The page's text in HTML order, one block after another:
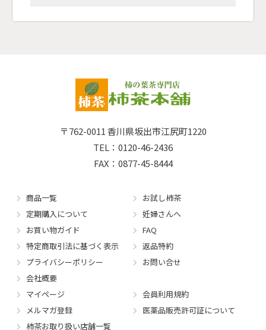
〒762-0011 香川県坂出市江尻町1220
TEL：0120-46-2436
FAX：0877-45-8444
商品一覧
お試し柿茶
定期購入について
妊婦さんへ
お買い物ガイド
FAQ
特定商取引法に基づく表示
返品特約
プライバシーポリシー
お問い合せ
会社概要
マイページ
会員利用規約
メルマガ登録
医薬品販売許可証について
柿茶お取り扱い店舗一覧